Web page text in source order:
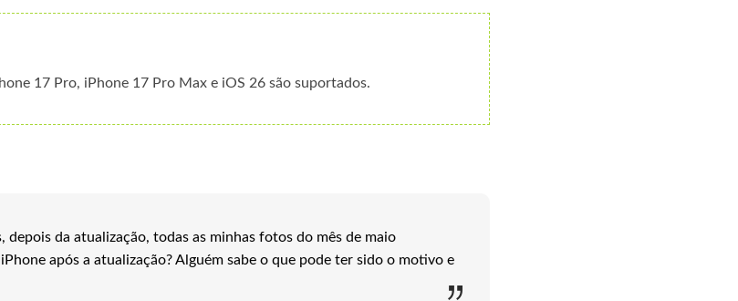
17 Pro, iPhone 17 Pro Max e iOS 26 são suportados.
da atualização, todas as minhas fotos do mês de maio
após a atualização? Alguém sabe o que pode ter sido o motivo e